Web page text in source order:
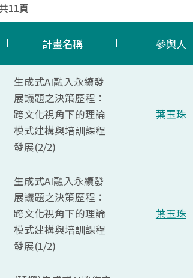
11頁
計畫名稱 參與人
生成式AI融入永續發
展議題之決策歷程：
跨文化視角下的理論
模式建構與培訓課程
發展(2/2)
葉玉珠
生成式AI融入永續發
展議題之決策歷程：
跨文化視角下的理論
模式建構與培訓課程
發展(1/2)
葉玉珠